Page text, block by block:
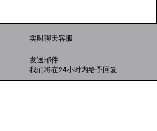
实时聊天客服
发送邮件
我们将在24小时内给予回复